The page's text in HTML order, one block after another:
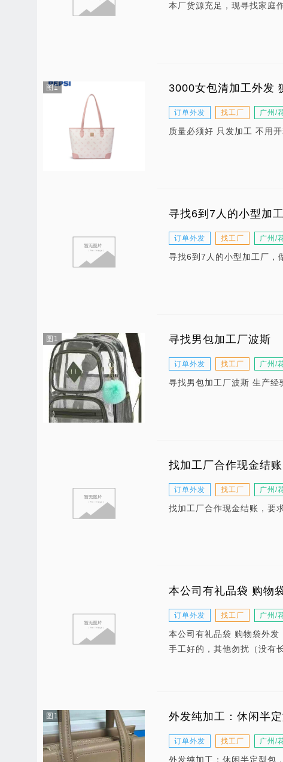
本厂货源充足，现寻找家庭
图1 3000女包清加工外发
订单外发 找工厂 广州/
质量必须好 只发加工 不用
寻找6到7人的小型加
订单外发 找工厂 广州/
寻找6到7人的小型加工厂，
图1 寻找男包加工厂波斯
订单外发 找工厂 广州/
寻找男包加工厂波斯 生产
找加工厂合作现金结
订单外发 找工厂 广州/
找加工厂合作现金结账，要
本公司有礼品袋 购物
订单外发 找工厂 广州/
本公司有礼品袋 购物袋外发
手工好的，其他勿扰（没有
图1 外发纯加工：休闲半
订单外发 找工厂 广州/
外发纯加工：休闲半定型包